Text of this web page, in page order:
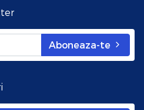
Aboneaza-te